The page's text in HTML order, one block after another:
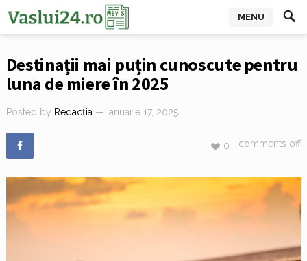
MENU
Destinații mai puțin cunoscute pentru
luna de miere în 2025
Posted by Redacția — ianuarie 17, 2025
comments off
0